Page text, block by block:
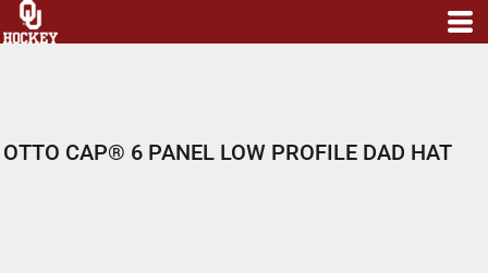
OTTO CAP® 6 PANEL LOW PROFILE DAD HAT